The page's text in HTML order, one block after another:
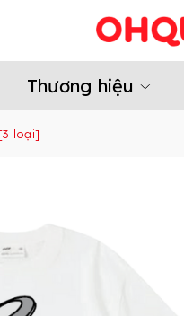
Thương hiệu
loại]